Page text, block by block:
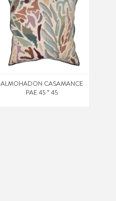
ALMOHADON CASAMANCE
PAE 45 * 45